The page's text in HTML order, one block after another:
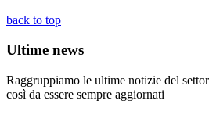
back to top
Ultime news
Raggruppiamo le ultime notizie del
così da essere sempre aggiornati